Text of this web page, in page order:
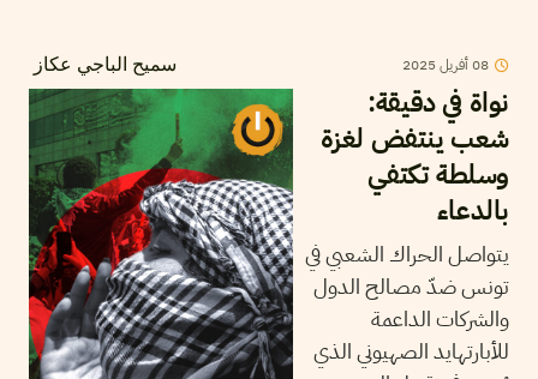
سميح الباجي عكاز 08أفريل 2025
نواة في دقيقة:
شعب ينتفض لغزة
وسلطة تكتفي
بالدعاء
يتواصل الحراك الشعبي في
تونس ضدّ مصالح الدول
والشركات الداعمة
للأبارتهايد الصهيوني الذي